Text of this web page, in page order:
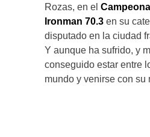
Rozas, en el
Ironman 70.3 en su
disputado en la ciudad
Y aunque ha sufrido, y
conseguido estar entre
mundo y venirse con su